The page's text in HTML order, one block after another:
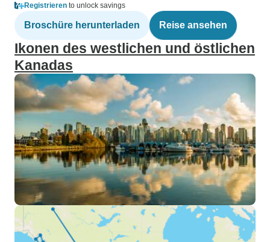
Registrieren to unlock savings
Broschüre herunterladen Reise ansehen
Ikonen des westlichen und östlichen
Kanadas